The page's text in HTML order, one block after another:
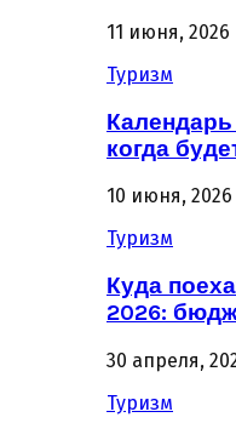
11 июня, 2026
Туризм
когда
10 июня, 2026
Туризм
Куда
2026:
30 апреля,
Туризм